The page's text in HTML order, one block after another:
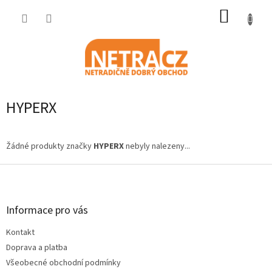
HYPERX
Žádné produkty značky HYPERXnebyly nalezeny...
Z
Informace pro vás
Kontakt
Doprava a platba
Všeobecné obchodní podmínky